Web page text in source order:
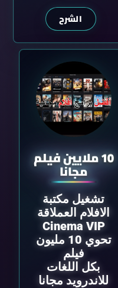
الشرح
10 ملايين فيلم
مجانا
تشغيل مكتبة
الافلام العملاقة
Cinema VIP
تحوي 10 مليون
فيلم
بكل اللغات
للاندرويد مجانا